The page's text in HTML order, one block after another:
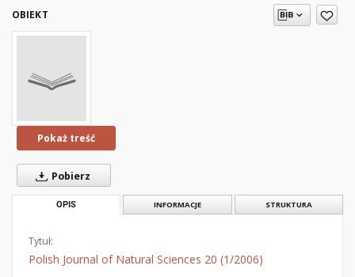
OBIEKT
Pokaż treść
Pobierz
OPIS INFORMACJE STRUKTURA
Tytuł:
Polish Journal of Natural Sciences 20 (1/2006)